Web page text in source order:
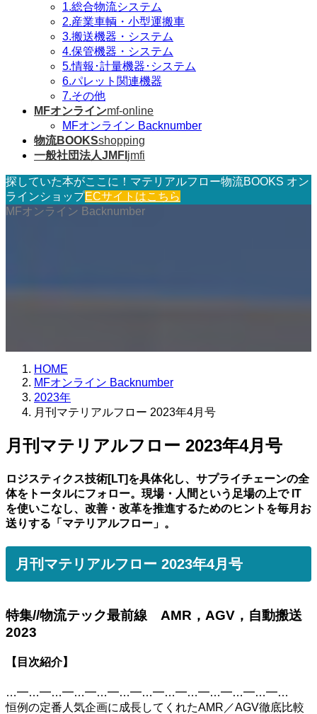
1.総合物流システム
2.産業車輌・小型運搬車
3.搬送機器・システム
4.保管機器・システム
5.情報･計量機器･システム
6.パレット関連機器
7.その他
MFオンラインmf-online
MFオンライン Backnumber
物流BOOKSshopping
一般社団法人JMFI jmfi
探していた本がここに！マテリアルフロー物流BOOKS オン
ラインショップECサイトはこちら
MFオンライン Backnumber
HOME
MFオンライン Backnumber
2023年
月刊マテリアルフロー 2023年4月号
月刊マテリアルフロー 2023年4月号
ロジスティクス技術[LT]を具体化し、サプライチェーンの全
体をトータルにフォロー。現場・人間という足場の上で IT
を使いこなし、改善・改革を推進するためのヒントを毎月お
送りする「マテリアルフロー」。
月刊マテリアルフロー 2023年4月号
特集//物流テック最前線 AMR，AGV，自動搬送
2023
【目次紹介】
…━…━…━…━…━…━…━…━…━…━…━…━…
恒例の定番人気企画に成長してくれたAMR／AGV徹底比較